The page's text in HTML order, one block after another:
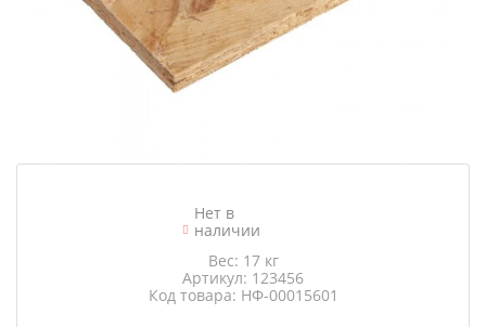
Нет в
наличии
Вес: 17 кг
Артикул: 123456
Код товара: НФ-00015601